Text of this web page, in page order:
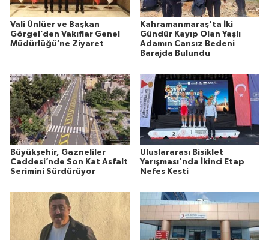
Vali Ünlüer ve Başkan
Görgel’den Vakıflar Genel
Müdürlüğü’ne Ziyaret
Kahramanmaraş'ta İki
Gündür Kayıp Olan Yaşlı
Adamın Cansız Bedeni
Barajda Bulundu
Büyükşehir, Gazneliler
Caddesi’nde Son Kat Asfalt
Serimini Sürdürüyor
Uluslararası Bisiklet
Yarışması'nda İkinci Etap
Nefes Kesti